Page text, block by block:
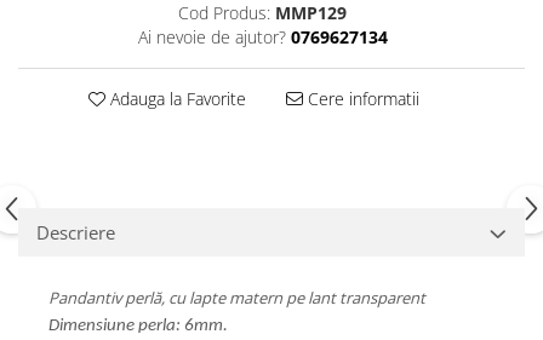
Cod Produs: MMP129
Ai nevoie de ajutor? 0769627134
Adauga la Favorite Cere informatii
Descriere
Pandantiv perlă, cu lapte matern pe lant transparent
Dimensiune perla: 6mm.